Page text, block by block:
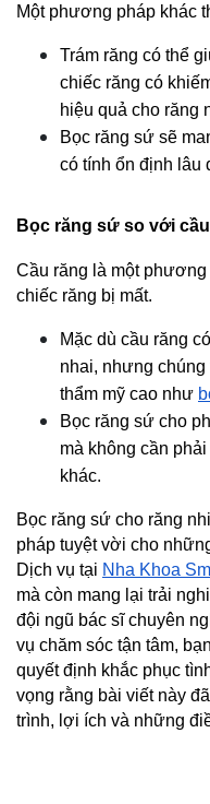
Một phương pháp khác
Trám răng có thể
chiếc răng có
hiệu quả cho răng
Bọc răng sứ sẽ
có tính ổn định lâu
Bọc răng sứ so với
Cầu răng là một
chiếc răng bị mất.
Mặc dù cầu răng
nhai, nhưng
thẩm mỹ cao như
Bọc răng sứ cho
mà không cần
khác.
Bọc răng sứ cho răng
pháp tuyệt vời cho
Dịch vụ tại Nha Khoa
mà còn mang lại trải
đội ngũ bác sĩ chuyên
vụ chăm sóc tận tâm,
quyết định khắc phục
vọng rằng bài viết này
trình, lợi ích và những